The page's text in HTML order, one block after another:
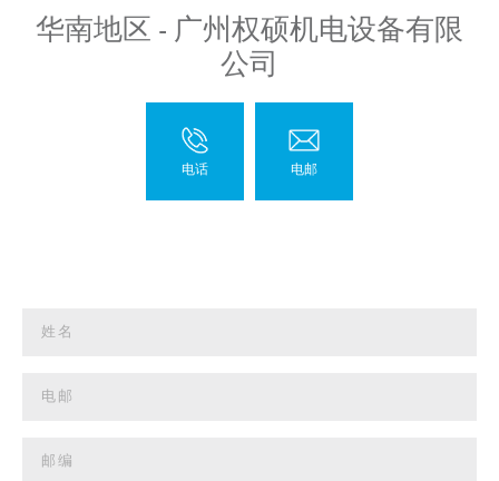
华南地区 - 广州权硕机电设备有限
公司